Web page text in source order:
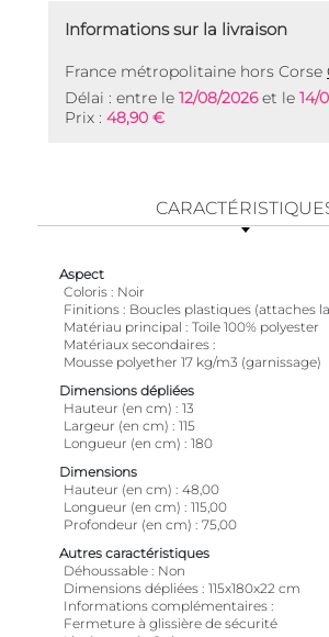
Informations sur la livraison
France métropolitaine hors Corse
Délai : entre le 12/08/2026et le 14/
Prix : 48,90 €
Aspect
Coloris
Noir
Finitions
Boucles plastiques (attaches
Matériau principal
Toile 100% polyester
Matériaux secondaires
Mousse polyether 17 kg/m3 (garnissage)
Dimensions dépliées
Hauteur (en cm)
13
Largeur (en cm)
115
Longueur (en cm)
180
Dimensions
Hauteur (en cm)
48,00
Longueur (en cm)
115,00
Profondeur (en cm)
75,00
Autres caractéristiques
Déhoussable
Non
Dimensions dépliées 115x180x22 cm
Informations complémentaires
Fermeture à glissière de sécurité